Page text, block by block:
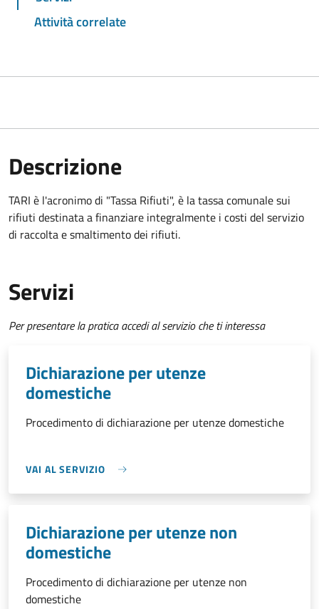
Attività correlate
Descrizione
TARI è l'acronimo di "Tassa Rifiuti", è la tassa comunale sui
rifiuti destinata a finanziare integralmente i costi del servizio
di raccolta e smaltimento dei rifiuti.
Servizi
Per presentare la pratica accedi al servizio che ti interessa
Dichiarazione per utenze
domestiche
Procedimento di dichiarazione per utenze domestiche
VAI AL SERVIZIO
Dichiarazione per utenze non
domestiche
Procedimento di dichiarazione per utenze non
domestiche